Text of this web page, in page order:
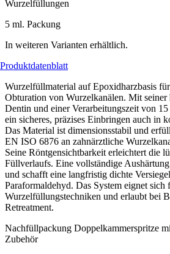
Wurzelfüllungen
5 ml. Packung
In weiteren Varianten erhältlich.
Produktdatenblatt
Wurzelfüllmaterial auf Epoxidharzbasis
Obturation von Wurzelkanälen. Mit seiner
Dentin und einer Verarbeitungszeit von
ein sicheres, präzises Einbringen auch in
Das Material ist dimensionsstabil und
EN ISO 6876 an zahnärztliche
Seine Röntgensichtbarkeit erleichtert die
Füllverlaufs. Eine vollständige
und schafft eine langfristig dichte
Paraformaldehyd. Das System eignet sich
Wurzelfüllungstechniken und erlaubt bei
Retreatment.
Nachfüllpackung Doppelkammerspritze
Zubehör